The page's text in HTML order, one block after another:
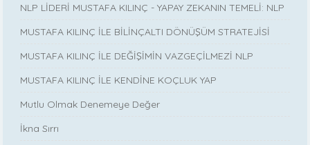
NLP LİDERİ MUSTAFA KILINÇ - YAPAY ZEKANIN TEMELİ: NLP
MUSTAFA KILINÇ İLE BİLİNÇALTI DÖNÜŞÜM STRATEJİSİ
MUSTAFA KILINÇ İLE DEĞİŞİMİN VAZGEÇİLMEZİ NLP
MUSTAFA KILINÇ İLE KENDİNE KOÇLUK YAP
Mutlu Olmak Denemeye Değer
İkna Sırrı